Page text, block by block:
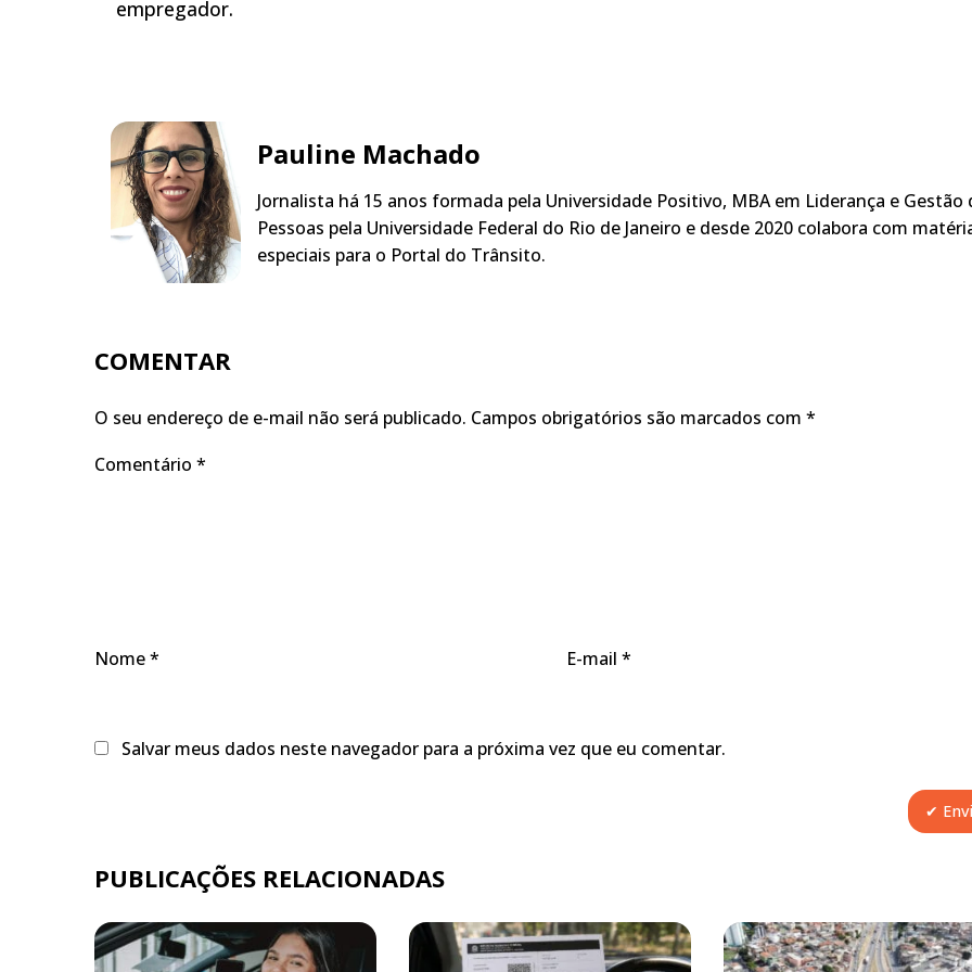
empregador.
Pauline Machado
Jornalista há 15 anos formada pela Universidade Positivo, MBA em Liderança e Gestão
Pessoas pela Universidade Federal do Rio de Janeiro e desde 2020 colabora com
especiais para o Portal do Trânsito.
COMENTAR
O seu endereço de e-mail não será publicado. Campos obrigatórios são marcados com *
Comentário *
Nome* E-mail *
Salvar meus dados neste navegador para a próxima vez que eu comentar.
PUBLICAÇÕES RELACIONADAS